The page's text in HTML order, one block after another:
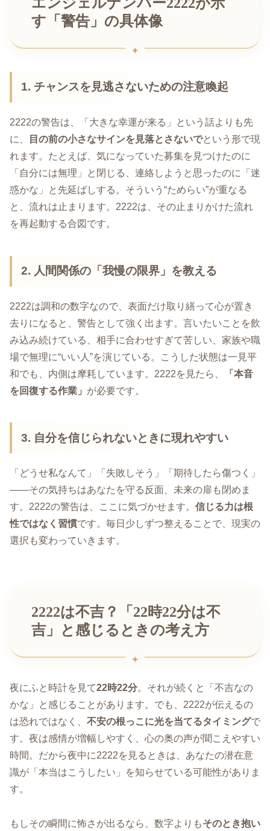
す「警告」の具体像
1. チャンスを見逃さないための注意喚起
2222の警告は、「大きな幸運が来る」という話よりも先
に、
目の前の小さなサインを見落とさないでという形で現
れます。たとえば、気になっていた募集を見つけたのに
「自分には無理」と閉じる、連絡しようと思ったのに「迷
惑かな」と先延ばしする。そういう“ためらい”が重なる
と、流れは止まります。2222は、その止まりかけた流れ
を再起動する合図です。
2. 人間関係の「我慢の限界」を教える
2222は調和の数字なので、表面だけ取り繕って心が置き
去りになると、警告として強く出ます。言いたいことを飲
み込み続けている、相手に合わせすぎて苦しい、家族や職
場で無理に“いい人”を演じている。こうした状態は一見平
和でも、内側は摩耗しています。2222を見たら、
「本音
を回復する作業」 が必要です。
3. 自分を信じられないときに現れやすい
「どうせ私なんて」「失敗しそう」「期待したら傷つく」
――その気持ちはあなたを守る反面、未来の扉も閉めま
す。2222の警告は、ここに気づかせます。 信じる力は根
性ではなく習慣です。毎日少しずつ整えることで、現実の
選択も変わっていきます。
2222は不吉？「22時22分は不
吉」と感じるときの考え方
夜にふと時計を見て22時22分。それが続くと「不吉なの
かな」と感じることがあります。でも、2222が伝えるの
は恐れではなく、 不安の根っこに光を当てるタイミングで
す。夜は感情が増幅しやすく、心の奥の声が聞こえやすい
時間。だから夜中に2222を見るときは、あなたの潜在意
識が「本当はこうしたい」を知らせている可能性がありま
す。
もしその瞬間に怖さが出るなら、数字よりもそのとき抱い